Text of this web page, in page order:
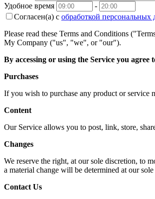
Удобное время
-
Согласен(а) с обработкой персональных
Please read these Terms and Conditions
My Company ("us", "we", or "our").
By accessing or using the Service you
Purchases
If you wish to purchase any product or service
Content
Our Service allows you to post, link, store,
Changes
We reserve the right, at our sole discretion, to
a material change will be determined at our
Contact Us